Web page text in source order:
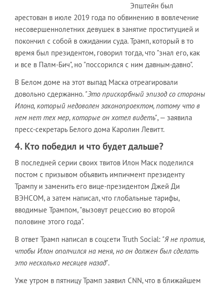
Эпштейн был
арестован в июле 2019 года по обвинению в вовлечение
несовершеннолетних девушек в занятие проституцией и
покончил с собой в ожидании суда. Трамп, который в то
время был президентом, говорил тогда, что "знал его, как
и все в Палм-Бич", но "поссорился с ним давным-давно".
В Белом доме на этот выпад Маска отреагировали
довольно сдержанно. "Это прискорбный эпизод со стороны
Илона, который недоволен законопроектом, потому что в
нем нет тех мер, которые он хотел видеть", — заявила
пресс-секретарь Белого дома Каролин Левитт.
4. Кто победил и что будет дальше?
В последней серии своих твитов Илон Маск поделился
постом с призывом объявить импичмент президенту
Трампу и заменить его вице-президентом Джей Ди
ВЭНСОМ, а затем написал, что глобальные тарифы,
вводимые Трампом, "вызовут рецессию во второй
половине этого года".
В ответ Трамп написал в соцсети Truth Social: "Я не против,
чтобы Илон ополчился на меня, но он должен был сделать
это несколько месяцев назад".
Уже утром в пятницу Трамп заявил CNN, что в ближайшем